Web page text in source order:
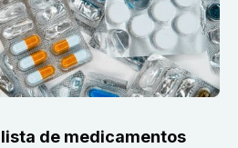
de medicamentos